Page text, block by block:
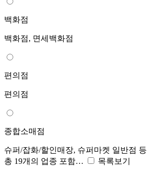
백화점
백화점, 면세백화점
편의점
편의점
종합소매점
슈퍼/잡화/할인매장, 슈퍼마켓 일반점 등
총 19개의 업종 포함…
목록보기